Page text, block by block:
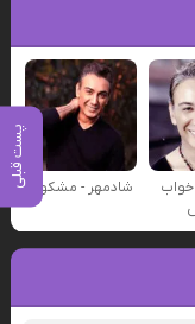
پست قبلی شادمهر - مشکوک